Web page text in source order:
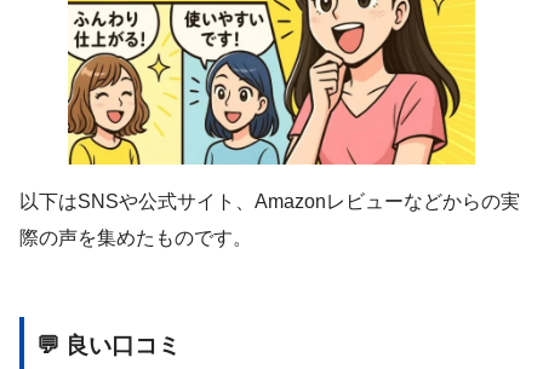
以下はSNSや公式サイト、Amazonレビューなどからの実
際の声を集めたものです。
💬 良い口コミ